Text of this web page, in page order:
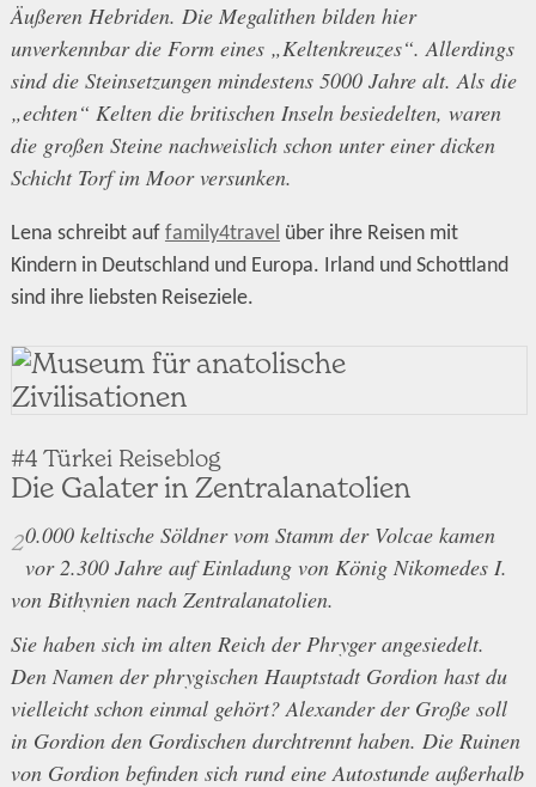
Äußeren Hebriden. Die Megalithen bilden hier
unverkennbar die Form eines „Keltenkreuzes“. Allerdings
sind die Steinsetzungen mindestens 5000 Jahre alt. Als die
„echten“ Kelten die britischen Inseln besiedelten, waren
die großen Steine nachweislich schon unter einer dicken
Schicht Torf im Moor versunken.
Lena schreibt auf family4travel über ihre Reisen mit
Kindern in Deutschland und Europa. Irland und Schottland
sind ihre liebsten Reiseziele.
#4 Türkei Reiseblog
Die Galater in Zentralanatolien
20.000 keltische Söldner vom Stamm der Volcae kamen
vor 2.300 Jahre auf Einladung von König Nikomedes I.
von Bithynien nach Zentralanatolien.
Sie haben sich im alten Reich der Phryger angesiedelt.
Den Namen der phrygischen Hauptstadt Gordion hast du
vielleicht schon einmal gehört? Alexander der Große soll
in Gordion den Gordischen durchtrennt haben. Die Ruinen
von Gordion befinden sich rund eine Autostunde außerhalb